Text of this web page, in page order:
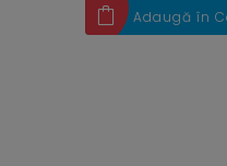
Adaugă în